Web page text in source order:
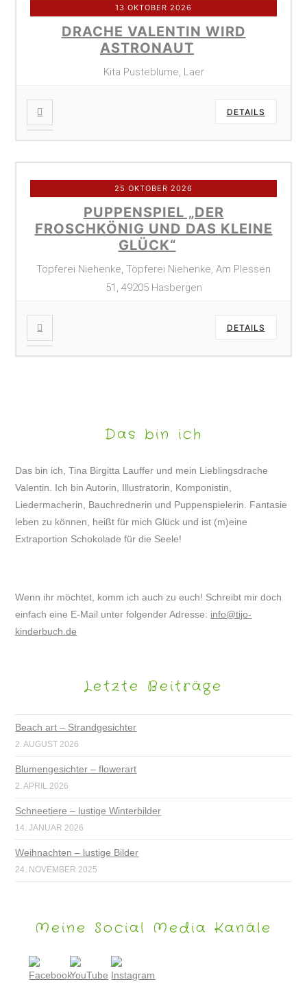
13 OKTOBER 2026
DRACHE VALENTIN WIRD
ASTRONAUT
Kita Pusteblume, Laer
DETAILS
25 OKTOBER 2026
PUPPENSPIEL „DER
FROSCHKÖNIG UND DAS KLEINE
GLÜCK“
Töpferei Niehenke, Töpferei Niehenke, Am Plessen
51, 49205 Hasbergen
DETAILS
Das bin ich
Das bin ich, Tina Birgitta Lauffer und mein Lieblingsdrache
Valentin. Ich bin Autorin, Illustratorin, Komponistin,
Liedermacherin, Bauchrednerin und Puppenspielerin. Fantasie
leben zu können, heißt für mich Glück und ist (m)eine
Extraportion Schokolade für die Seele!
Wenn ihr möchtet, komm ich auch zu euch! Schreibt mir doch
einfach eine E-Mail unter folgender Adresse: info@tijo-
kinderbuch.de
Letzte Beiträge
Beach art – Strandgesichter
2. AUGUST 2026
Blumengesichter – flowerart
2. APRIL 2026
Schneetiere – lustige Winterbilder
14. JANUAR 2026
Weihnachten – lustige Bilder
24. NOVEMBER 2025
Meine Social Media Kanäle